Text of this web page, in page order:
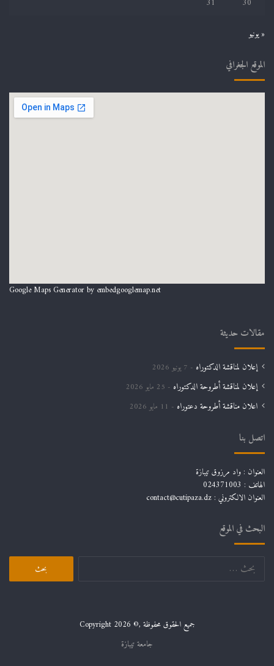
30
31
« يونيو
الموقع الجغرافي
Google Maps Generator by embedgooglemap.net
مقالات حديثة
إعلان لمناقشة الدكتوراه 7 يونيو 2026
إعلان لمناقشة أطروحة الدكتوراه 25 مايو 2026
اعلان مناقشة أطروحة دعتوراه 11 مايو 2026
اتصل بنا
العنوان : واد مرزوق تيبازة
الهاتف : 024371003
العنوان الالكتروني : contact@cutipaza.dz
البحث في الموقع
البحث
جميع الحقوق محفوظة ,© Copyright 2026
جامعة تيبازة